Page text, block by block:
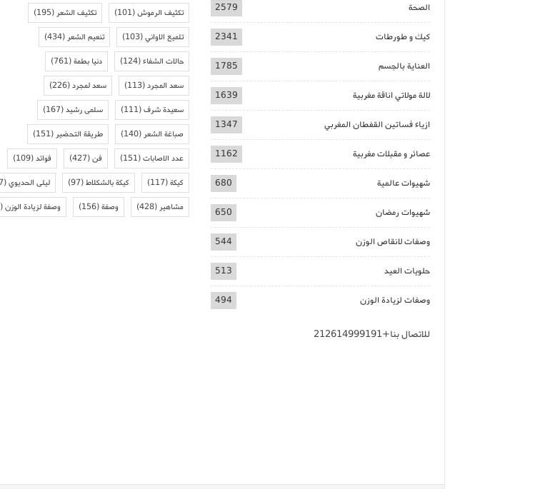
الصحة 2579
كيك و طورطات 2341
العناية بالجسم 1785
لالة مولاتي اناقة مغربية 1639
ازياء فساتين القفطان المغربي 1347
عصائر و مقبلات مغربية 1162
شهيوات عالمية 680
شهيوات رمضان 650
وصفات لانقاص الوزن 544
حلويات العيد 513
وصفات لزيادة الوزن 494
للاتصال بنا+212614999191
تكثيف الرموش(101) تكثيف الشعر(195)
تلميع الاواني(103) تنعيم الشعر(434)
حالات الشفاء(124) دنيا بطمة(761)
سعد المجرد(113) سعد لمجرد(226)
سعيدة شرف(111) سلمى رشيد(167)
صباغة الشعر(140) طريقة التحضير(151)
عدد الاصابات(151) فن(427) فوائد(109)
كيكة(117) كيكة بالشكلاط(97) ليلى الحديوي(97)
مشاهير(428) وصفة(156) وصفة لزيادة الوزن(138)